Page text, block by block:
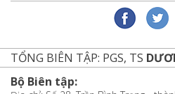
TỔNG BIÊN TẬP: PGS, TS
Bộ Biên tập: